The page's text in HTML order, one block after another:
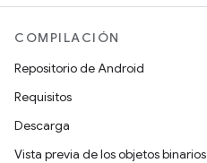
COMPILACIÓN
Repositorio de Android
Requisitos
Descarga
Vista previa de los objetos binarios